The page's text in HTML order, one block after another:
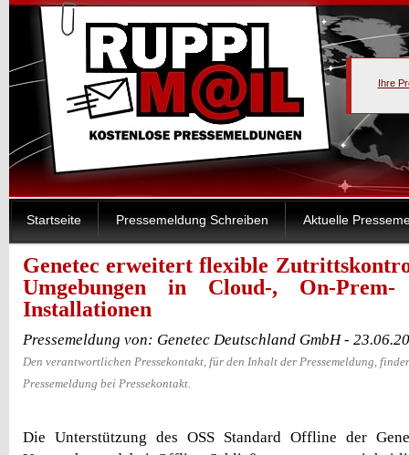
Ihre
Startseite Pressemeldung Schreiben Aktuelle
Genetec erweitert flexible
Umgebungen in Cloud-, On-
Installationen
Pressemeldung von: Genetec Deutschland GmbH -
Den verantwortlichen Pressekontakt, für den Inhalt der Pressemeldung,
Pressemeldung bei Pressekontakt.
Die Unterstützung des OSS Standard Offline der